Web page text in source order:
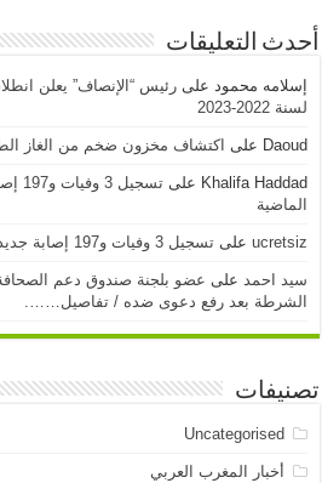
أحدث التعليقات
إسلامه محمود علىرئيس “الإنصاف” يعلن
لسنة 2022-2023
Daoud على اكتشاف مخزون ضخم من الغاز
Khalifa Haddad على
الماضية
ucretsiz علىتسجيل 3 وفيات و197 إصابة جديدة خلال 24 ساعة الماضية
سيد احمد على عضو بلجنة صندوق دعم
الشرطة بعد رفع دعوى ضده / تفاصيل…….
تصنيفات
Uncategorised
أخبار المغرب العربي